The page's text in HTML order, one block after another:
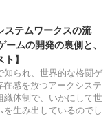
ステムワークスの流
ムの開発の裏側と、
】
知られ、世界的な格闘ゲ
感を放つアークシステ
織体制で、いかにして世
生み出しているのでし